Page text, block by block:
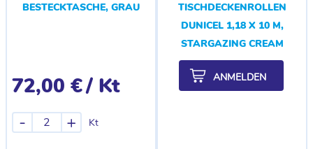
BESTECKTASCHE, GRAU
72,00 €/ Kt
Kt
- +
TISCHDECKENROLLEN
DUNICEL 1,18 X 10 M,
STARGAZING CREAM
ANMELDEN